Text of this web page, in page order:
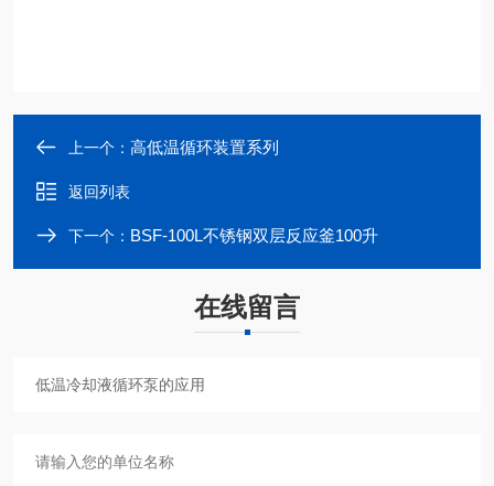
上一个： 高低温循环装置系列
返回列表
下一个： BSF-100L不锈钢双层反应釜100升
在线留言